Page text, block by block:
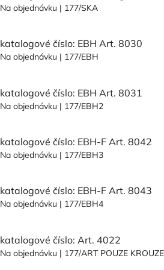
Na objednávku | 177/SKA
katalogové číslo: EBH Art. 8030
Na objednávku | 177/EBH
katalogové číslo: EBH Art. 8031
Na objednávku | 177/EBH2
katalogové číslo: EBH-F Art. 8042
Na objednávku | 177/EBH3
katalogové číslo: EBH-F Art. 8043
Na objednávku | 177/EBH4
katalogové číslo: Art. 4022
Na objednávku | 177/ART POUZE